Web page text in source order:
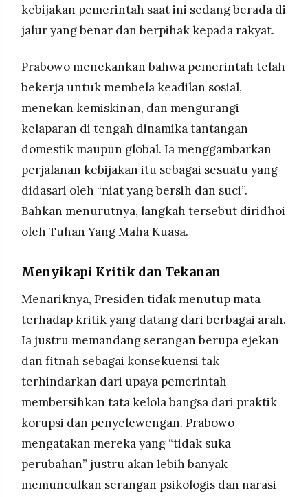
©
PT.
PRAMUDITA
Resolusi.co
2026
PT.
RESOLUSI
MEDIA
kebijakan pemerintah saat ini sedang berada di
jalur yang benar dan berpihak kepada rakyat.
Prabowo menekankan bahwa pemerintah telah
bekerja untuk membela keadilan sosial,
menekan kemiskinan, dan mengurangi
kelaparan di tengah dinamika tantangan
domestik maupun global. Ia menggambarkan
perjalanan kebijakan itu sebagai sesuatu yang
didasari oleh “niat yang bersih dan suci”.
Bahkan menurutnya, langkah tersebut diridhoi
oleh Tuhan Yang Maha Kuasa.
Menyikapi Kritik dan Tekanan
Menariknya, Presiden tidak menutup mata
terhadap kritik yang datang dari berbagai arah.
Ia justru memandang serangan berupa ejekan
dan fitnah sebagai konsekuensi tak
terhindarkan dari upaya pemerintah
membersihkan tata kelola bangsa dari praktik
korupsi dan penyelewengan. Prabowo
mengatakan mereka yang “tidak suka
perubahan” justru akan lebih banyak
memunculkan serangan psikologis dan narasi